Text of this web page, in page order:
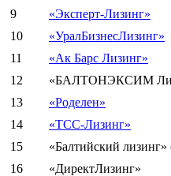
9
«Эксперт-Лизинг»
10
«УралБизнесЛизинг»
11
«Ак Барс Лизинг»
12
«БАЛТОНЭКСИМ
13
«Роделен»
14
«ТСС-Лизинг»
15
«Балтийский
16
«ДиректЛизинг»